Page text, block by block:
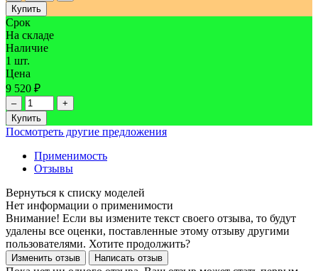
Купить
Срок
На складе
Наличие
1 шт.
Цена
9 520 ₽
–
+
Купить
Посмотреть другие предложения
Применимость
Отзывы
Нет информации о применимости
Внимание! Если вы измените текст своего отзыва, то будут
удалены все оценки, поставленные этому отзыву другими
пользователями. Хотите продолжить?